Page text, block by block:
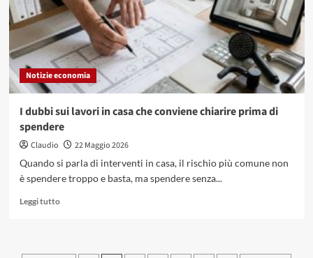
Avanza
ma
non
Può
Ancora
Sfidare
del
Dollaro
Notizie economia
I dubbi sui lavori in casa che conviene chiarire prima di
spendere
Claudio
22 Maggio 2026
Quando si parla di interventi in casa, il rischio più comune non
è spendere troppo e basta, ma spendere senza...
Leggi tuttoLeggi
I